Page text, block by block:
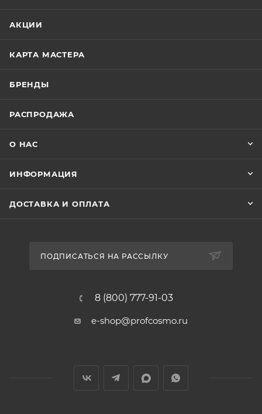
АКЦИИ
КАРТА МАСТЕРА
БРЕНДЫ
РАСПРОДАЖА
О НАС
ИНФОРМАЦИЯ
ДОСТАВКА И ОПЛАТА
ПОДПИСАТЬСЯ НА РАССЫЛКУ
8 (800) 777-91-03
e-shop@profcosmo.ru